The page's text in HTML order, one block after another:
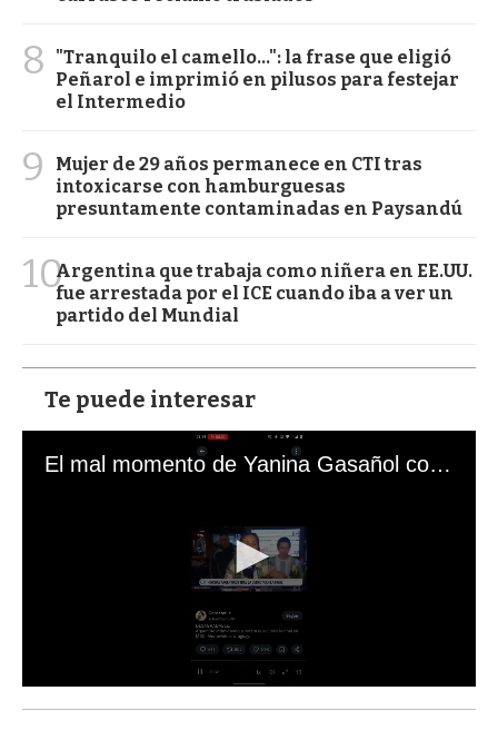
8
"Tranquilo el camello...": la frase que eligió
Peñarol e imprimió en pilusos para festejar
el Intermedio
9
Mujer de 29 años permanece en CTI tras
intoxicarse con hamburguesas
presuntamente contaminadas en Paysandú
10Argentina que trabaja como niñera en EE.UU.
fue arrestada por el ICE cuando iba a ver un
partido del Mundial
Te puede interesar
El mal momento de Yanina Gasañol con un hincha argentino en "Subrayado"
s